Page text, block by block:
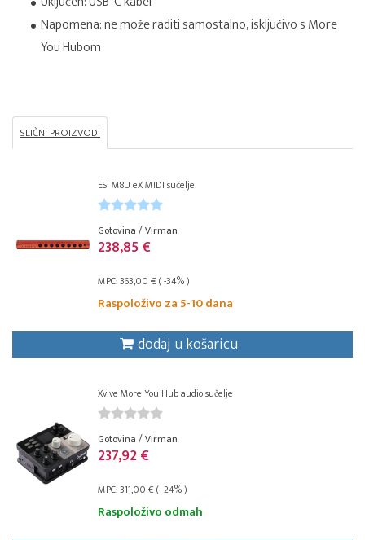
Napomena: ne može raditi samostalno, isključivo s More
You Hubom
SLIČNI PROIZVODI
ESI M8U eX MIDI sučelje
Gotovina / Virman
238,85 €
MPC: 363,00 € ( -34% )
Raspoloživo za 5-10 dana
dodaj u košaricu
Xvive More You Hub audio sučelje
Gotovina / Virman
237,92 €
MPC: 311,00 € ( -24% )
Raspoloživo odmah